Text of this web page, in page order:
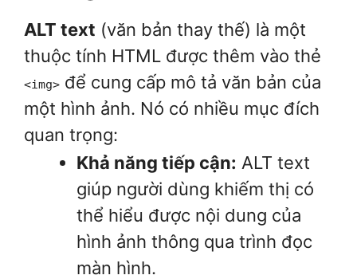
ALT text (văn bản thay thế) là một
<img> để cung cấp mô tả văn bản của
một hình ảnh. Nó có nhiều mục đích
quan trọng:
Khả năng tiếp cận: ALT text
giúp người dùng khiếm thị có
thể hiểu được nội dung của
hình ảnh thông qua trình đọc
màn hình.